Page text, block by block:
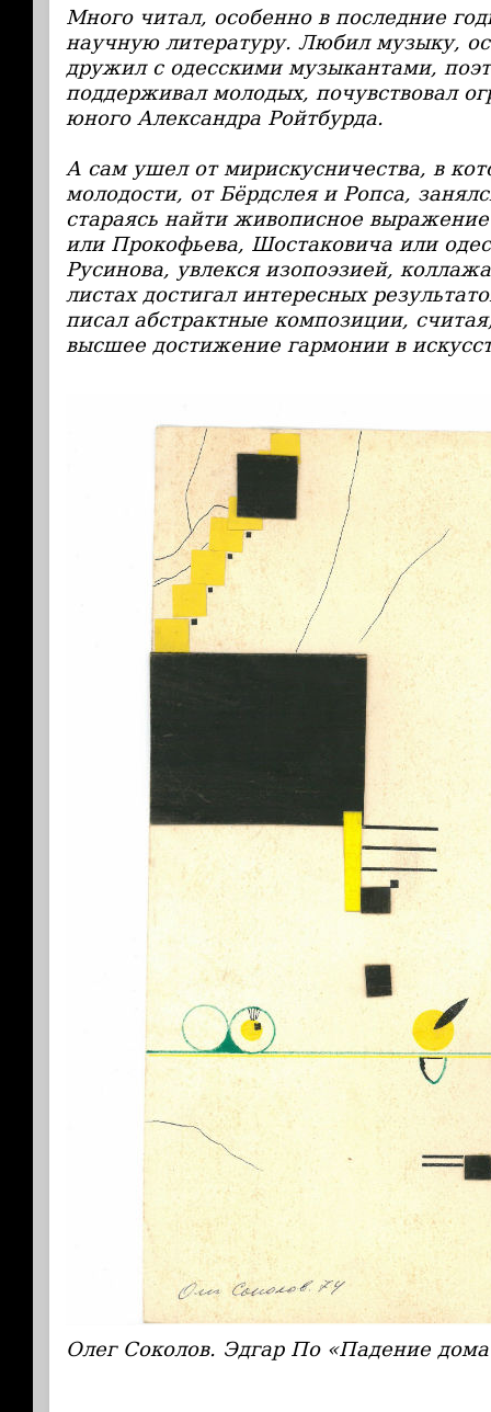
Много читал, особенно в последние
научную литературу. Любил музыку,
дружил с одесскими музыкантами,
поддерживал молодых, почувствовал
юного Александра Ройтбурда.
А сам ушел от мирискусничества, в
молодости, от Бёрдслея и Ропса,
стараясь найти живописное
или Прокофьева, Шостаковича или
Русинова, увлекся изопоэзией,
листах достигал интересных
писал абстрактные композиции,
высшее достижение гармонии в
Олег Соколов. Эдгар По «Падение